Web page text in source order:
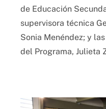
de Educación
supervisora técnica
Sonia Menéndez; y
del Programa, Julieta